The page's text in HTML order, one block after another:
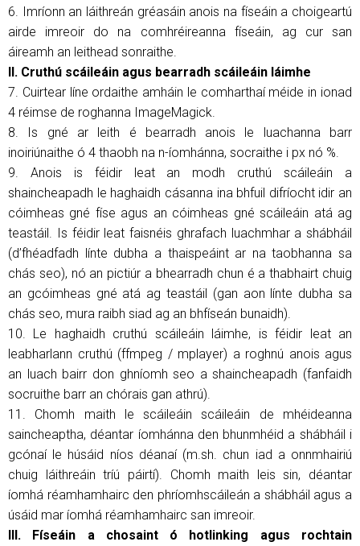
6. Imríonn an láithreán gréasáin anois na físeáin a choigeartú
airde imreoir do na comhréireanna físeáin, ag cur san
áireamh an leithead sonraithe.
II. Cruthú scáileáin agus bearradh scáileáin láimhe
7. Cuirtear líne ordaithe amháin le comharthaí méide in ionad
4 réimse de roghanna ImageMagick.
8. Is gné ar leith é bearradh anois le luachanna barr
inoiriúnaithe ó 4 thaobh na n-íomhánna, socraithe i px nó %.
9. Anois is féidir leat an modh cruthú scáileáin a
shaincheapadh le haghaidh cásanna ina bhfuil difríocht idir an
cóimheas gné físe agus an cóimheas gné scáileáin atá ag
teastáil. Is féidir leat faisnéis ghrafach luachmhar a shábháil
(d’fhéadfadh línte dubha a thaispeáint ar na taobhanna sa
chás seo), nó an pictiúr a bhearradh chun é a thabhairt chuig
an gcóimheas gné atá ag teastáil (gan aon línte dubha sa
chás seo, mura raibh siad ag an bhfíseán bunaidh).
10. Le haghaidh cruthú scáileáin láimhe, is féidir leat an
leabharlann cruthú (ffmpeg / mplayer) a roghnú anois agus
an luach bairr don ghníomh seo a shaincheapadh (fanfaidh
socruithe barr an chórais gan athrú).
11. Chomh maith le scáileáin scáileáin de mhéideanna
saincheaptha, déantar íomhánna den bhunmhéid a shábháil i
gcónaí le húsáid níos déanaí (m.sh. chun iad a onnmhairiú
chuig láithreáin tríú páirtí). Chomh maith leis sin, déantar
íomhá réamhamhairc den phríomhscáileán a shábháil agus a
úsáid mar íomhá réamhamhairc san imreoir.
III. Físeáin a chosaint ó hotlinking agus rochtain